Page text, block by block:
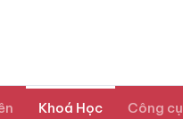
Khoá Học Công cụ